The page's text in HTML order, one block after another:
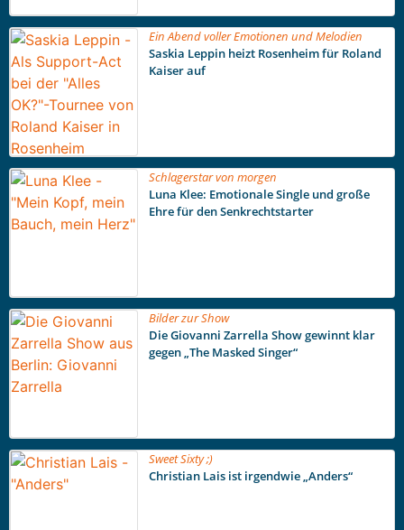
Ein Abend voller Emotionen und Melodien
Saskia Leppin heizt Rosenheim für Roland
Kaiser auf
Schlagerstar von morgen
Luna Klee: Emotionale Single und große
Ehre für den Senkrechtstarter
Bilder zur Show
Die Giovanni Zarrella Show gewinnt klar
gegen „The Masked Singer“
Sweet Sixty ;)
Christian Lais ist irgendwie „Anders“